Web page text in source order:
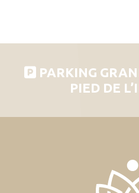
PARKING
PIED DE